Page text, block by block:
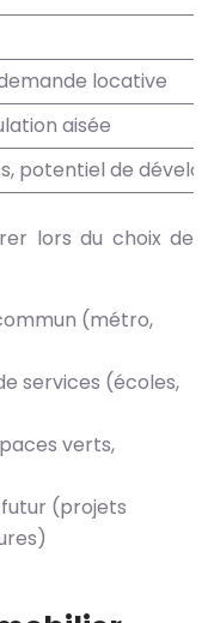
locative
aisée
potentiel de
lors du choix de
(métro,
services (écoles,
verts,
(projets